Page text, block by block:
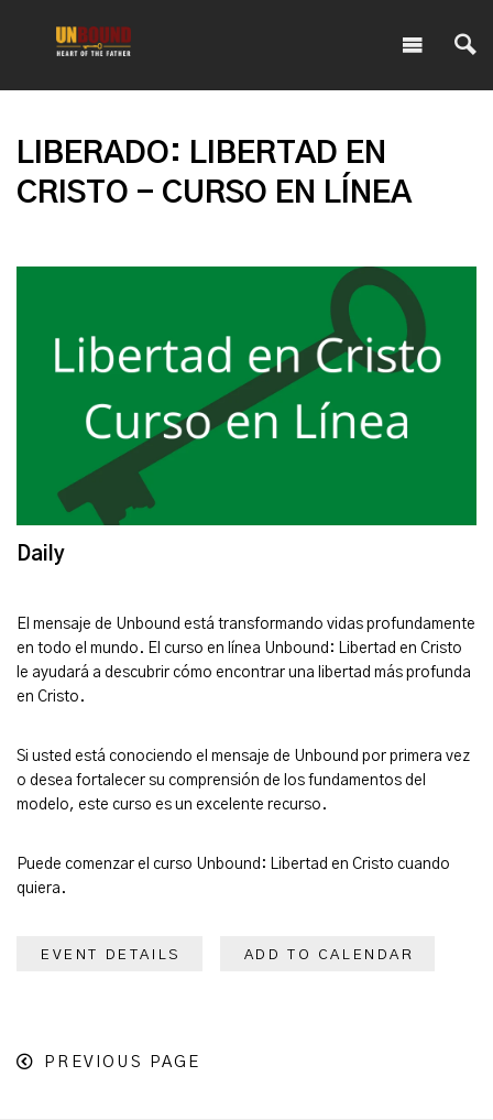
LIBERADO: LIBERTAD EN
CRISTO - CURSO EN LÍNEA
Daily
El mensaje de Unbound está transformando vidas profundamente
en todo el mundo. El curso en línea Unbound: Libertad en Cristo
le ayudará a descubrir cómo encontrar una libertad más profunda
en Cristo.
Si usted está conociendo el mensaje de Unbound por primera vez
o desea fortalecer su comprensión de los fundamentos del
modelo, este curso es un excelente recurso.
Puede comenzar el curso Unbound: Libertad en Cristo cuando
quiera.
EVENT DETAILS ADD TO CALENDAR
PREVIOUS PAGE